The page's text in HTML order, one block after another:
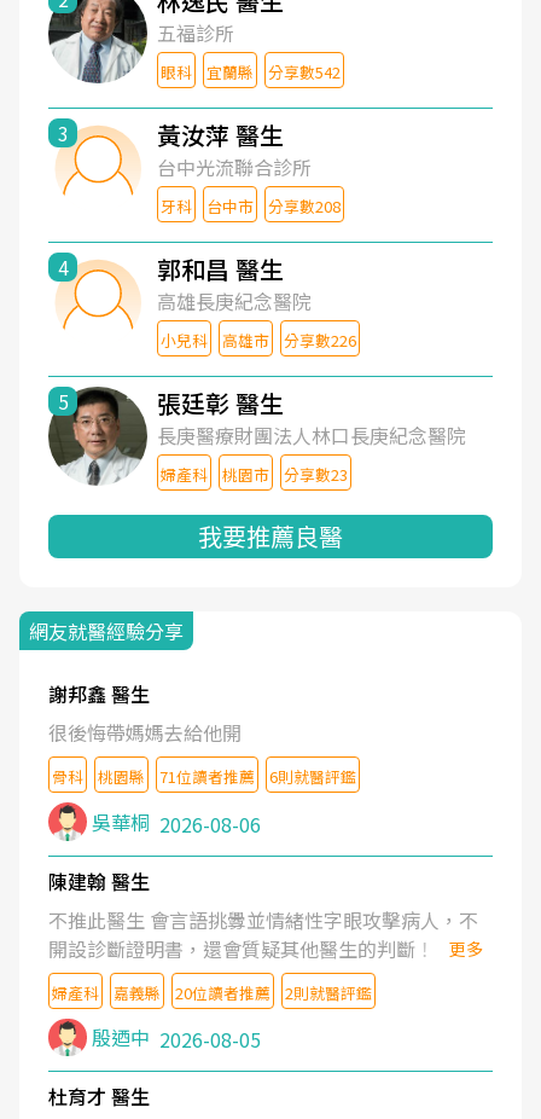
五福診所
眼科 宜蘭縣 分享數542
3 黃汝萍 醫生
台中光流聯合診所
牙科 台中市 分享數208
4 郭和昌 醫生
高雄長庚紀念醫院
小兒科 高雄市 分享數226
5 張廷彰 醫生
長庚醫療財團法人林口長庚紀念醫院
婦產科 桃園市 分享數23
我要推薦良醫
網友就醫經驗分享
謝邦鑫 醫生
很後悔帶媽媽去給他開
骨科 桃園縣 71位讀者推薦 6則就醫評鑑
吳華桐 2026-08-06
陳建翰 醫生
不推此醫生 會言語挑釁並情緒性字眼攻擊病人，不
開設診斷證明書，還會質疑其他醫生的判斷！
更多
婦產科 嘉義縣 20位讀者推薦 2則就醫評鑑
殷迺中 2026-08-05
杜育才 醫生